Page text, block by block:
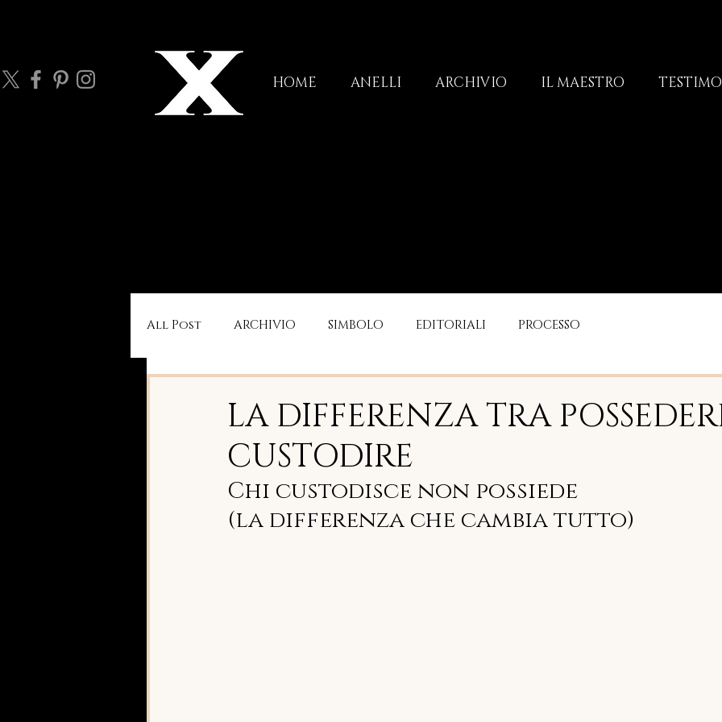
HOME ANELLI ARCHIVIO IL MAESTRO
All Post ARCHIVIO SIMBOLO EDITORIALI PROCESSO
LA DIFFERENZA TRA
CUSTODIRE
Chi custodisce non possiede
(la differenza che cambia tutto)